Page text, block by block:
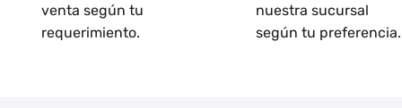
venta según tu
requerimiento.
nuestra sucursal
según tu preferencia.